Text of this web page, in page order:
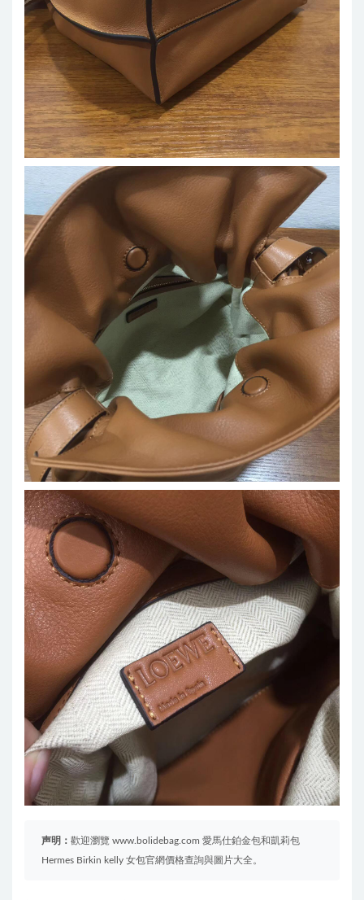
声明： 歡迎瀏覽 www.bolidebag.com 愛馬仕鉑金包和凱莉包
Hermes Birkin kelly 女包官網價格查詢與圖片大全。